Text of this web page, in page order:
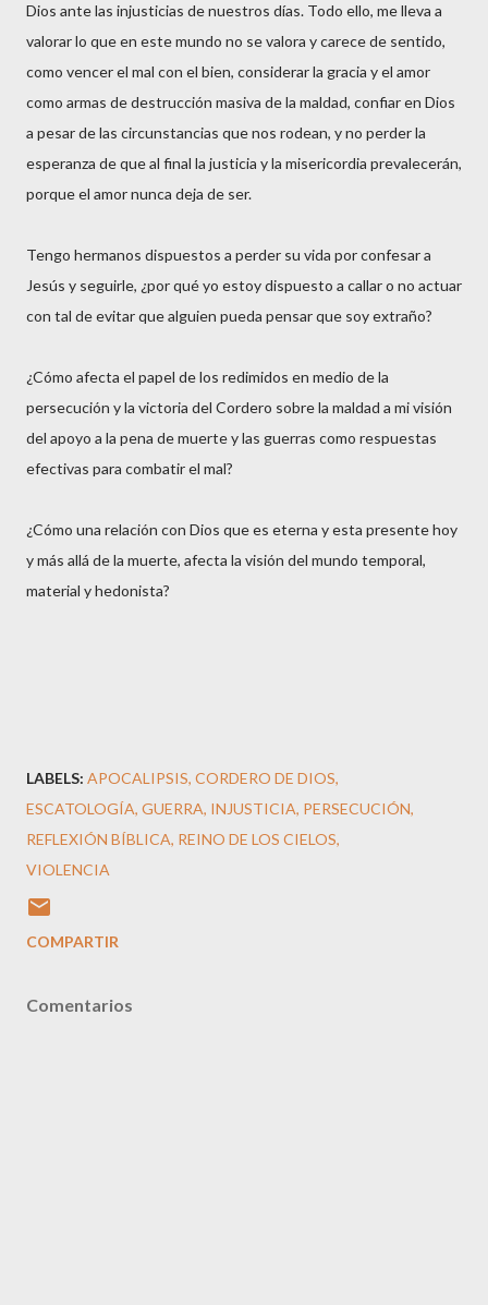
Dios ante las injusticias de nuestros días. Todo ello, me lleva a
valorar lo que en este mundo no se valora y carece de sentido,
como vencer el mal con el bien, considerar la gracia y el amor
como armas de destrucción masiva de la maldad, confiar en Dios
a pesar de las circunstancias que nos rodean, y no perder la
esperanza de que al final la justicia y la misericordia prevalecerán,
porque el amor nunca deja de ser.
Tengo hermanos dispuestos a perder su vida por confesar a
Jesús y seguirle, ¿por qué yo estoy dispuesto a callar o no actuar
con tal de evitar que alguien pueda pensar que soy extraño?
¿Cómo afecta el papel de los redimidos en medio de la
persecución y la victoria del Cordero sobre la maldad a mi visión
del apoyo a la pena de muerte y las guerras como respuestas
efectivas para combatir el mal?
¿Cómo una relación con Dios que es eterna y esta presente hoy
y más allá de la muerte, afecta la visión del mundo temporal,
material y hedonista?
LABELS: APOCALIPSIS CORDERO DE DIOS
ESCATOLOGÍA GUERRA INJUSTICIA PERSECUCIÓN
REFLEXIÓN BÍBLICA REINO DE LOS CIELOS
VIOLENCIA
COMPARTIR
Comentarios